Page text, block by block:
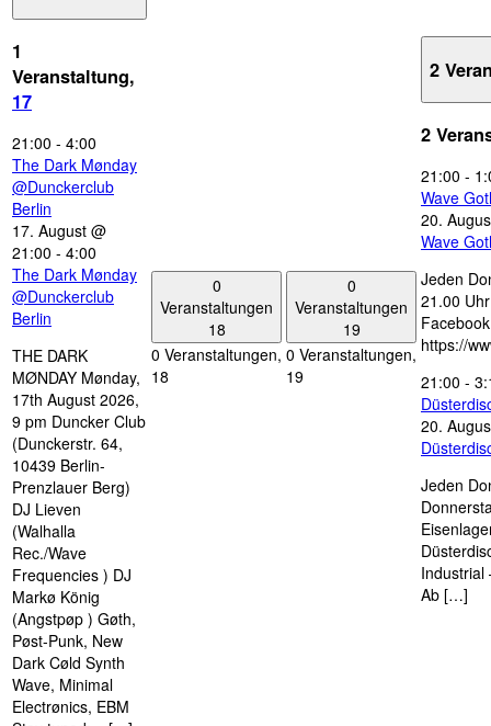
1
Veranstaltung,
17
21:00 - 4:00
The Dark Mønday
@Dunckerclub
Berlin
17. August @
21:00 - 4:00
The Dark Mønday
@Dunckerclub
Berlin
THE DARK
MØNDAY Mønday,
17th August 2026,
9 pm Duncker Club
(Dunckerstr. 64,
10439 Berlin-
Prenzlauer Berg)
DJ Lieven
(Walhalla
Rec./Wave
Frequencies ) DJ
Markø König
(Angstpøp ) Gøth,
Pøst-Punk, New
Dark Cøld Synth
Wave, Minimal
Electrønics, EBM
0
Veranstaltungen
18
0 Veranstaltungen,
18
0
Veranstaltungen
19
0 Veranstaltungen,
19
2
2
21:00 -
Wave
20.
Wave
Jeden
21.00
https://
21:00 -
20.
Jeden
Industrial
Ab […]